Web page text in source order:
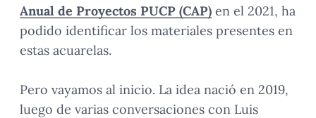
Anual de Proyectos PUCP (CAP) en el 2021, ha
podido identificar los materiales presentes en
estas acuarelas.
Pero vayamos al inicio. La idea nació en 2019,
luego de varias conversaciones con Luis